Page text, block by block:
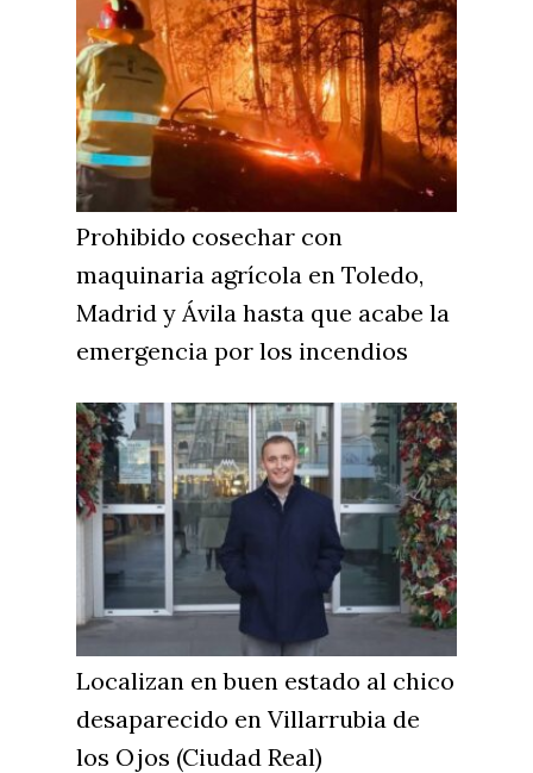
Prohibido cosechar con
maquinaria agrícola en Toledo,
Madrid y Ávila hasta que acabe la
emergencia por los incendios
Localizan en buen estado al chico
desaparecido en Villarrubia de
los Ojos (Ciudad Real)
Ciudad Real
Albacete
Cuenca
Guadalajara
Talavera
Economía
Educación
Cultura
Deportes
Sucesos
Medio Ambiente
Planeta Rural
Especiales
Política
Galerías